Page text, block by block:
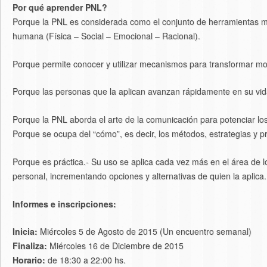
Por qué aprender PNL?
Porque la PNL es considerada como el conjunto de
humana (Física – Social – Emocional – Racional).
Porque permite conocer y utilizar mecanismos para transformar
Porque las personas que la aplican avanzan rápidamente en su
Porque la PNL aborda el arte de la comunicación para potenciar
Porque se ocupa del “cómo”, es decir, los métodos, estrategias y
Porque es práctica.- Su uso se aplica cada vez más en el área
personal, incrementando opciones y alternativas de quien la aplica.
Informes e inscripciones:
Inicia: Miércoles 5 de Agosto de 2015 (Un encuentro semanal)
Finaliza: Miércoles 16 de Diciembre de 2015
Horario: de 18:30 a 22:00 hs.